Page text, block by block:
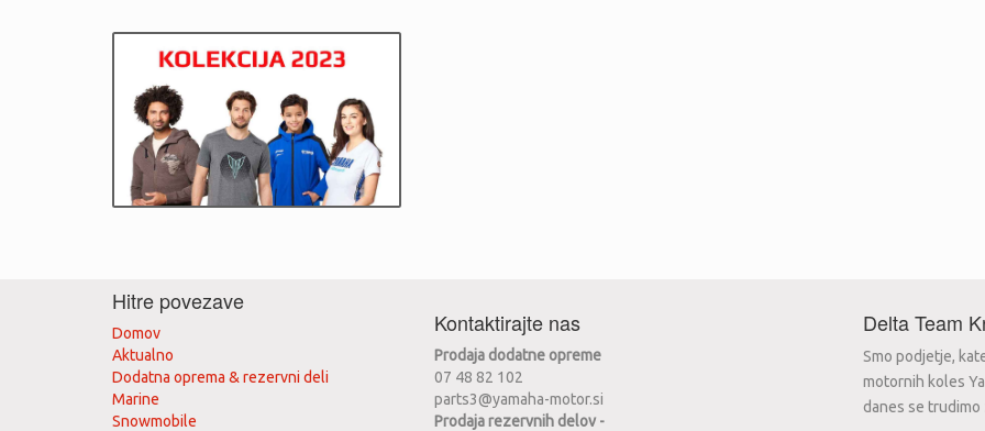
Hitre povezave
Domov
Aktualno
Dodatna oprema & rezervni deli
Marine
Snowmobile
Kontaktirajte nas
Prodaja dodatne opreme
07 48 82 102
parts3@yamaha-motor.si
Prodaja rezervnih delov -
Delta Team
Smo podjetje,
motornih koles
danes se